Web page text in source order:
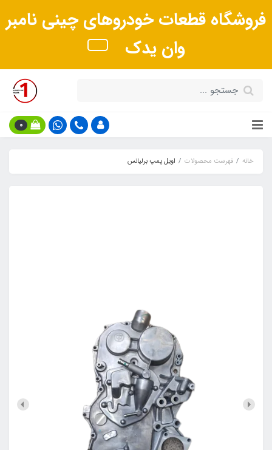
فروشگاه قطعات خودروهای چینی نامبر
وان یدک
0
خانه فهرست محصولات اویل پمپ برلیانس